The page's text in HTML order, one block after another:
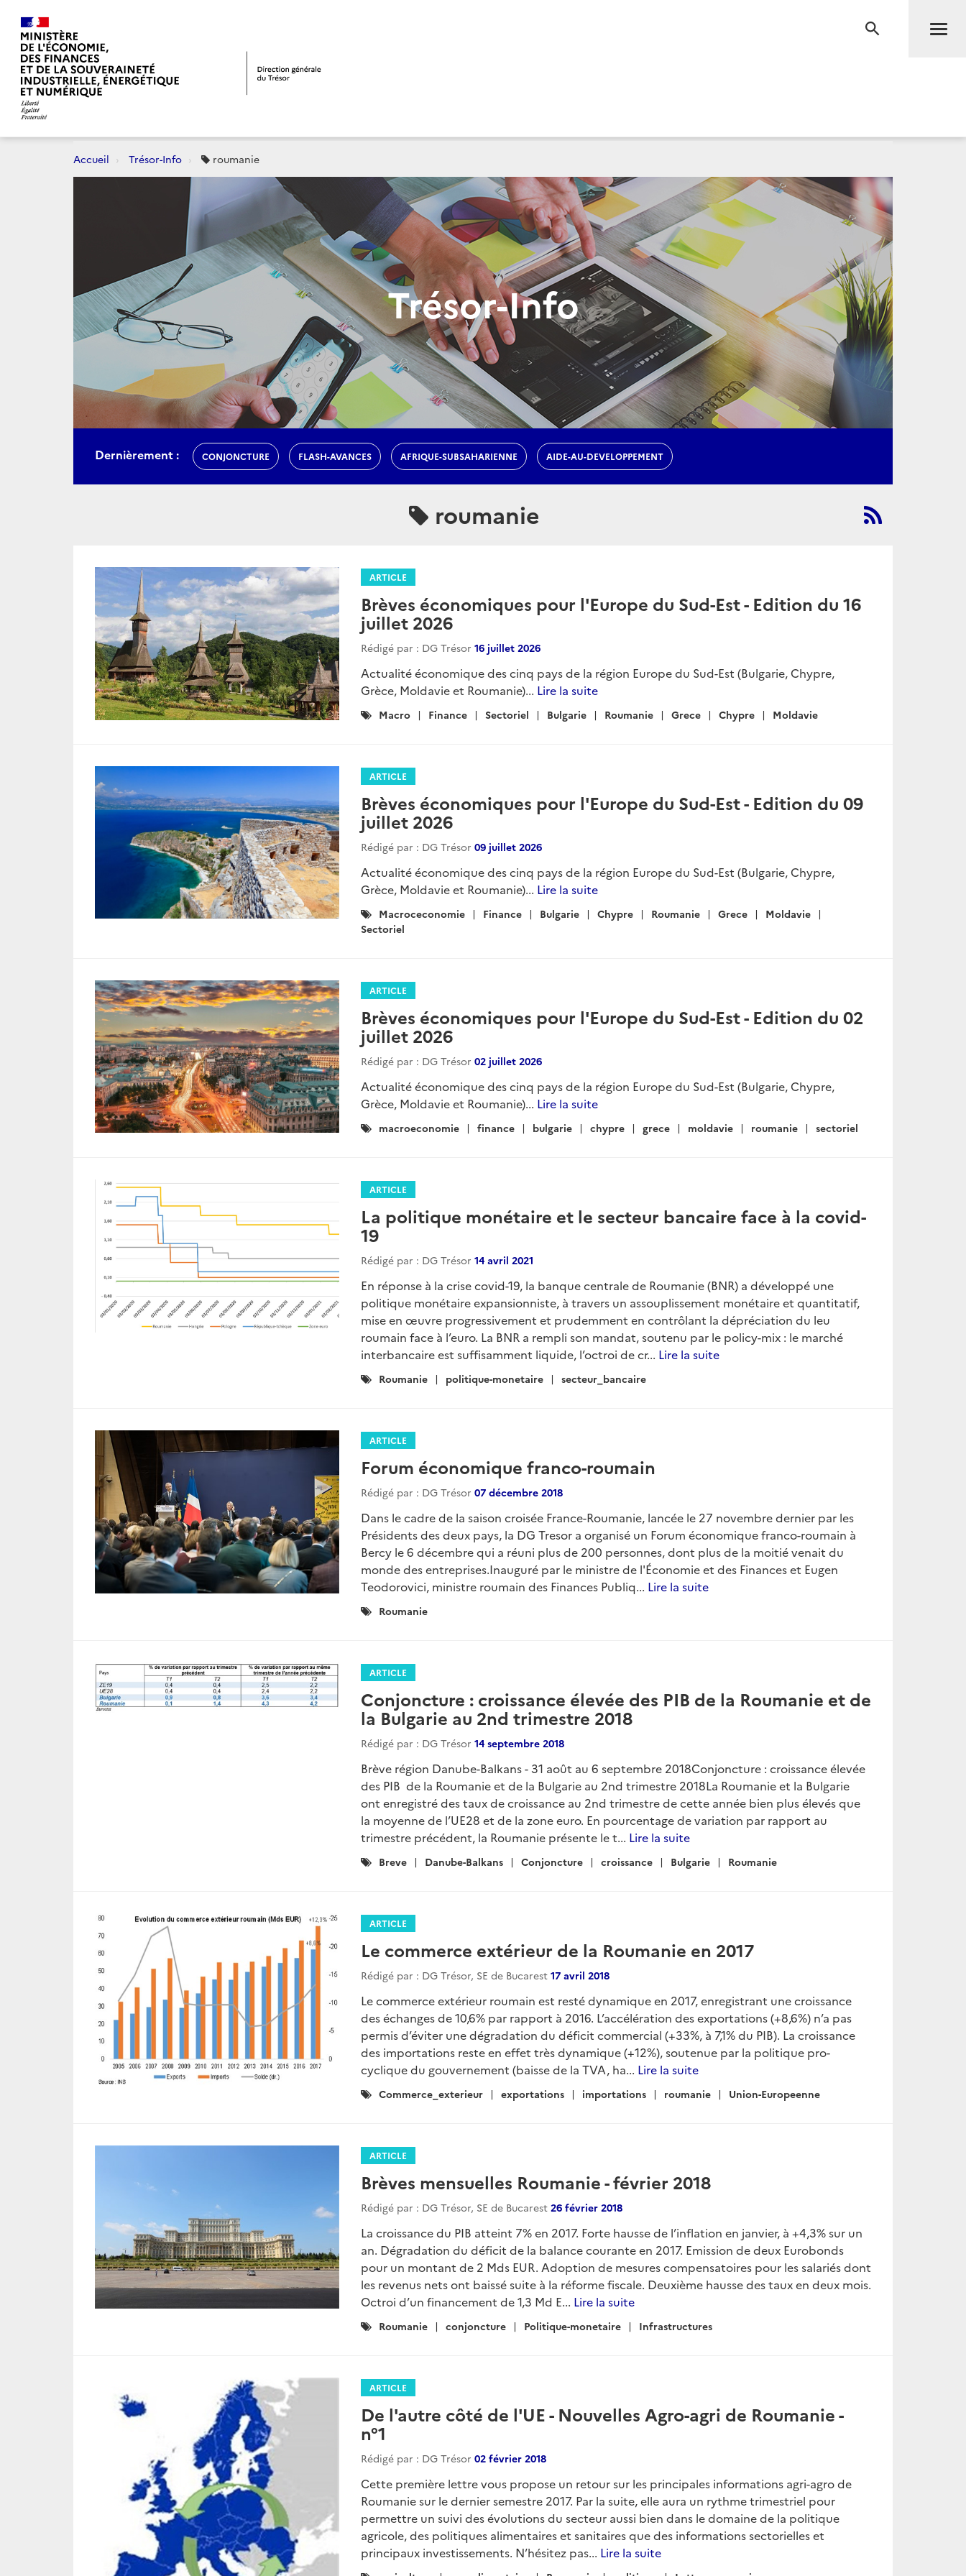
RECHERCHE
Accueil Trésor-Info roumanie
Trésor-Info
Dernièrement : CONJONCTURE FLASH-AVANCES AFRIQUE-SUBSAHARIENNE AIDE-AU-DEVELOPPEMENT
roumanie
ARTICLE
Brèves économiques pour l'Europe du Sud-Est - Edition du 16
juillet 2026
Rédigé par : DG Trésor 16 juillet 2026
Actualité économique des cinq pays de la région Europe du Sud-Est (Bulgarie, Chypre,
Grèce, Moldavie et Roumanie)... Lire la suite
Catégories
Macro Finance Sectoriel Bulgarie Roumanie Grece Chypre Moldavie
ARTICLE
Brèves économiques pour l'Europe du Sud-Est - Edition du 09
juillet 2026
Rédigé par : DG Trésor 09 juillet 2026
Actualité économique des cinq pays de la région Europe du Sud-Est (Bulgarie, Chypre,
Grèce, Moldavie et Roumanie)... Lire la suite
Catégories
:
Macroceconomie Finance Bulgarie Chypre Roumanie Grece
Moldavie
Sectoriel
ARTICLE
Brèves économiques pour l'Europe du Sud-Est - Edition du 02
juillet 2026
Rédigé par : DG Trésor 02 juillet 2026
Actualité économique des cinq pays de la région Europe du Sud-Est (Bulgarie, Chypre,
Grèce, Moldavie et Roumanie)... Lire la suite
Catégories
macroeconomie finance bulgarie chypre grece moldavie roumanie sectoriel
ARTICLE
La politique monétaire et le secteur bancaire face à la covid-
19
Rédigé par : DG Trésor 14 avril 2021
En réponse à la crise covid-19, la banque centrale de Roumanie (BNR) a développé une
politique monétaire expansionniste, à travers un assouplissement monétaire et quantitatif,
mise en œuvre progressivement et prudemment en contrôlant la dépréciation du leu
roumain face à l’euro. La BNR a rempli son mandat, soutenu par le policy-mix : le marché
interbancaire est suffisamment liquide, l’octroi de cr... Lire la suite
Catégories
Roumanie politique-monetaire secteur_bancaire
ARTICLE
Forum économique franco-roumain
Rédigé par : DG Trésor 07 décembre 2018
Dans le cadre de la saison croisée France-Roumanie, lancée le 27 novembre dernier par les
Présidents des deux pays, la DG Tresor a organisé un Forum économique franco-roumain à
Bercy le 6 décembre qui a réuni plus de 200 personnes, dont plus de la moitié venait du
monde des entreprises.Inauguré par le ministre de l'Économie et des Finances et Eugen
Teodorovici, ministre roumain des Finances Publiq... Lire la suite
Catégories
Roumanie
ARTICLE
Conjoncture : croissance élevée des PIB de la Roumanie et de
la Bulgarie au 2nd trimestre 2018
Rédigé par : DG Trésor 14 septembre 2018
Brève région Danube-Balkans - 31 août au 6 septembre 2018Conjoncture : croissance élevée
des PIB de la Roumanie et de la Bulgarie au 2nd trimestre 2018La Roumanie et la Bulgarie
ont enregistré des taux de croissance au 2nd trimestre de cette année bien plus élevés que
la moyenne de l’UE28 et de la zone euro. En pourcentage de variation par rapport au
trimestre précédent, la Roumanie présente le t... Lire la suite
Catégories
Breve Danube-Balkans Conjoncture croissance Bulgarie Roumanie
ARTICLE
Le commerce extérieur de la Roumanie en 2017
Rédigé par : DG Trésor, SE de Bucarest 17 avril 2018
Le commerce extérieur roumain est resté dynamique en 2017, enregistrant une croissance
des échanges de 10,6% par rapport à 2016. L’accélération des exportations (+8,6%) n’a pas
permis d’éviter une dégradation du déficit commercial (+33%, à 7,1% du PIB). La croissance
des importations reste en effet très dynamique (+12%), soutenue par la politique pro-
cyclique du gouvernement (baisse de la TVA, ha... Lire la suite
Catégories
Commerce_exterieur exportations importations roumanie Union-Europeenne
ARTICLE
Brèves mensuelles Roumanie - février 2018
Rédigé par : DG Trésor, SE de Bucarest 26 février 2018
La croissance du PIB atteint 7% en 2017. Forte hausse de l’inflation en janvier, à +4,3% sur un
an. Dégradation du déficit de la balance courante en 2017. Emission de deux Eurobonds
pour un montant de 2 Mds EUR. Adoption de mesures compensatoires pour les salariés dont
les revenus nets ont baissé suite à la réforme fiscale. Deuxième hausse des taux en deux mois.
Octroi d’un financement de 1,3 Md E... Lire la suite
Catégories
Roumanie conjoncture Politique-monetaire Infrastructures
ARTICLE
De l'autre côté de l'UE - Nouvelles Agro-agri de Roumanie -
n°1
Rédigé par : DG Trésor 02 février 2018
Cette première lettre vous propose un retour sur les principales informations agri-agro de
Roumanie sur le dernier semestre 2017. Par la suite, elle aura un rythme trimestriel pour
permettre un suivi des évolutions du secteur aussi bien dans le domaine de la politique
agricole, des politiques alimentaires et sanitaires que des informations sectorielles et
principaux investissements. N’hésitez pas... Lire la suite